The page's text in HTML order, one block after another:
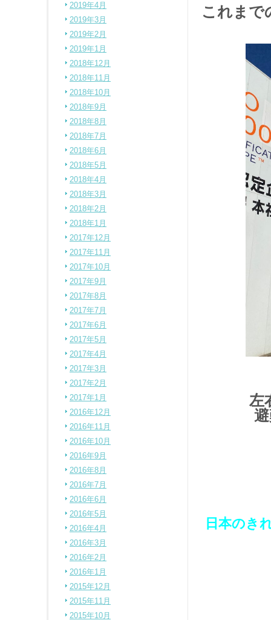
これまで
左
日本のき
2019年4月
2019年3月
2019年2月
2019年1月
2018年12月
2018年11月
2018年10月
2018年9月
2018年8月
2018年7月
2018年6月
2018年5月
2018年4月
2018年3月
2018年2月
2018年1月
2017年12月
2017年11月
2017年10月
2017年9月
2017年8月
2017年7月
2017年6月
2017年5月
2017年4月
2017年3月
2017年2月
2017年1月
2016年12月
2016年11月
2016年10月
2016年9月
2016年8月
2016年7月
2016年6月
2016年5月
2016年4月
2016年3月
2016年2月
2016年1月
2015年12月
2015年11月
2015年10月